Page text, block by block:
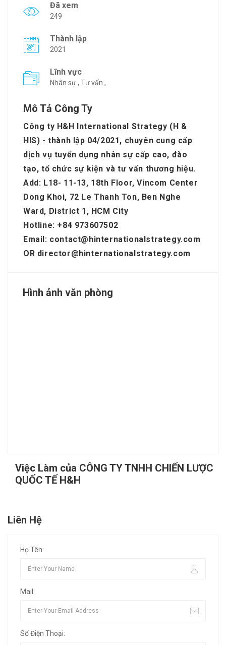
Đã xem
249
Thành lập
2021
Lĩnh vực
Nhân sự , Tư vấn ,
Mô Tả Công Ty
Công ty H&H International Strategy (H &
HIS) - thành lập 04/2021, chuyên cung cấp
dịch vụ tuyển dụng nhân sự cấp cao, đào
tạo, tổ chức sự kiện và tư vấn thương hiệu.
Add: L18- 11-13, 18th Floor, Vincom Center
Dong Khoi, 72 Le Thanh Ton, Ben Nghe
Ward, District 1, HCM City
Hotline: +84 973607502
Email: contact@hinternationalstrategy.com
OR director@hinternationalstrategy.com
Hình ảnh văn phòng
Việc Làm của CÔNG TY TNHH CHIẾN LƯỢC
QUỐC TẾ H&H
Liên Hệ
Họ Tên:
Mail:
Số Điện Thoại: